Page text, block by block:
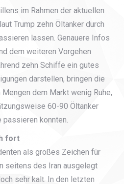
im Rahmen der aktuellen
Trump zehn Öltanker durch
lassen. Genauere Infos
dem weiteren Vorgehen
zehn Schiffe ein gutes
darstellen, bringen die
dem Markt wenig Ruhe,
60-90 Öltanker
passieren konnten.
fort
als großes Zeichen für
seitens des Iran ausgelegt
sehr kalt. In den letzten